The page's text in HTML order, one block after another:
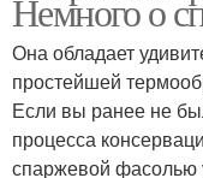
Немного о
Она обладает
простейшей
Если вы ранее не
процесса
спаржевой фасолью